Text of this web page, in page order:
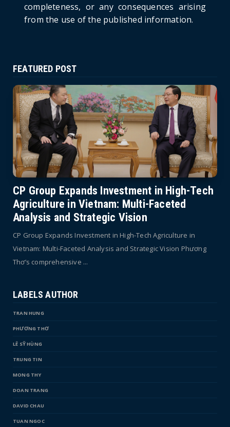
completeness, or any consequences arising
from the use of the published information.
FEATURED POST
CP Group Expands Investment in High-Tech
Agriculture in Vietnam: Multi-Faceted
Analysis and Strategic Vision
CP Group Expands Investment in High-Tech Agriculture in
Vietnam: Multi-Faceted Analysis and Strategic Vision Phương
Thơ’s comprehensive ...
LABELS AUTHOR
TRAN HUNG
PHƯƠNG THƠ
LÊ SỸ HÙNG
TRUNG TIN
MONG THY
DOAN TRANG
DAVID CHAU
TUAN NGOC